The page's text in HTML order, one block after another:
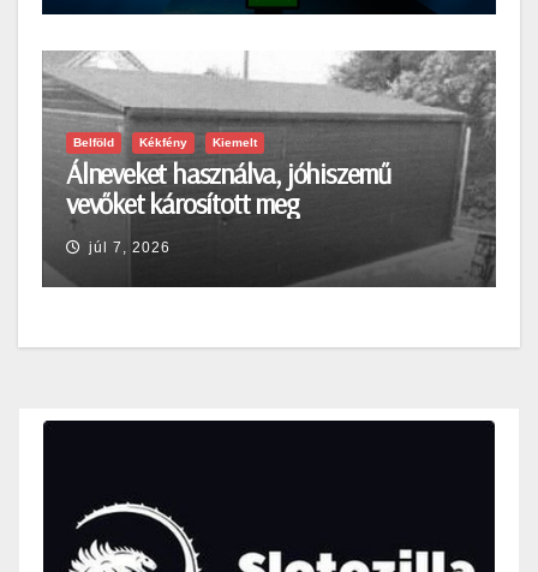
Belföld Kékfény Kiemelt
Álneveket használva, jóhiszemű
vevőket károsított meg
júl 7, 2026